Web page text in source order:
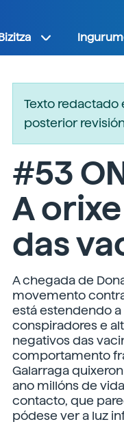
Texto
posterior
#53
A
das
A chegada de
movemento
está estendendo
conspiradores e
negativos das
comportamento
Galarraga
ano millóns de
contacto, que
pódese ver a luz